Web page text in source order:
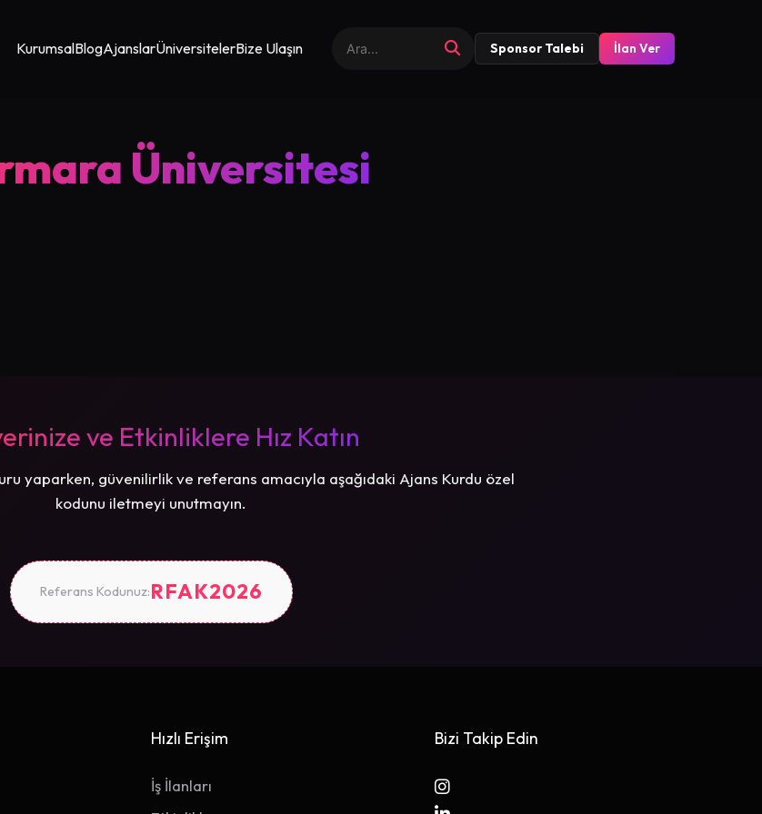
KurumsalBlogAjanslarÜniversitelerBize Ulaşın Sponsor Talebi İlan Ver
Üniversitesi
ve Etkinliklere Hız Katın
yaparken, güvenilirlik ve referans amacıyla aşağıdaki Ajans Kurdu özel
kodunu iletmeyi unutmayın.
Referans Kodunuz:RFAK2026
Hızlı Erişim
İş İlanları
Bizi Takip Edin